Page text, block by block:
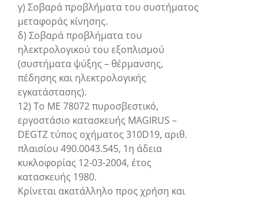
γ) Σοβαρά προβλήματα του συστήματος
μεταφοράς κίνησης.
δ) Σοβαρά προβλήματα του
ηλεκτρολογικού του εξοπλισμού
(συστήματα ψύξης – θέρμανσης,
πέδησης και ηλεκτρολογικής
εγκατάστασης).
12) Το ΜΕ 78072 πυροσβεστικό,
εργοστάσιο κατασκευής MAGIRUS –
DEGTZ τύπος οχήματος 310D19, αριθ.
πλαισίου 490.0043.545, 1η άδεια
κυκλοφορίας 12-03-2004, έτος
κατασκευής 1980.
Κρίνεται ακατάλληλο προς χρήση και